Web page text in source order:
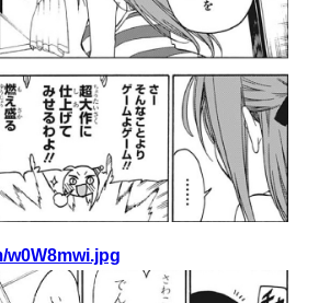
w0W8mwi.jpg